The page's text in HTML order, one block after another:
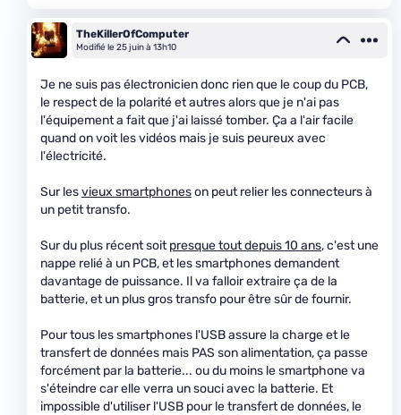
TheKillerOfComputer
Modifié le 25 juin à 13h10
Je ne suis pas électronicien donc rien que le coup du PCB,
le respect de la polarité et autres alors que je n'ai pas
l'équipement a fait que j'ai laissé tomber. Ça a l'air facile
quand on voit les vidéos mais je suis peureux avec
l'électricité.
Sur lesvieux smartphoneson peut relier les connecteurs à
un petit transfo.
Sur du plus récent soitpresque tout depuis 10 ans, c'est une
nappe relié à un PCB, et les smartphones demandent
davantage de puissance. Il va falloir extraire ça de la
batterie, et un plus gros transfo pour être sûr de fournir.
Pour tous les smartphones l'USB assure la charge et le
transfert de données mais PAS son alimentation, ça passe
forcément par la batterie... ou du moins le smartphone va
s'éteindre car elle verra un souci avec la batterie. Et
impossible d'utiliser l'USB pour le transfert de données, le